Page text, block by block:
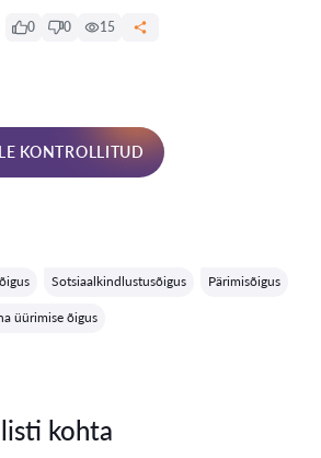
0 0 15
KONTROLLITUD
Sotsiaalkindlustusõigus Pärimisõigus
üürimise õigus
kohta